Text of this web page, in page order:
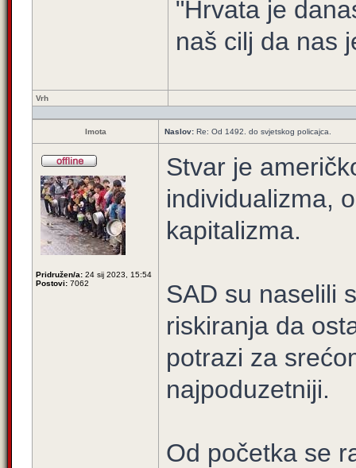
"Hrvata je
naš cilj da nas
Vrh
Imota Naslov: Re: Od 1492. do svjetskog policajca.
Pridružen/a: 24 sij 2023, 15:54
Postovi: 7062
Stvar je
individualizma,
kapitalizma.
SAD su naselili
riskiranja da
potrazi za
najpoduzetniji.
Od početka se